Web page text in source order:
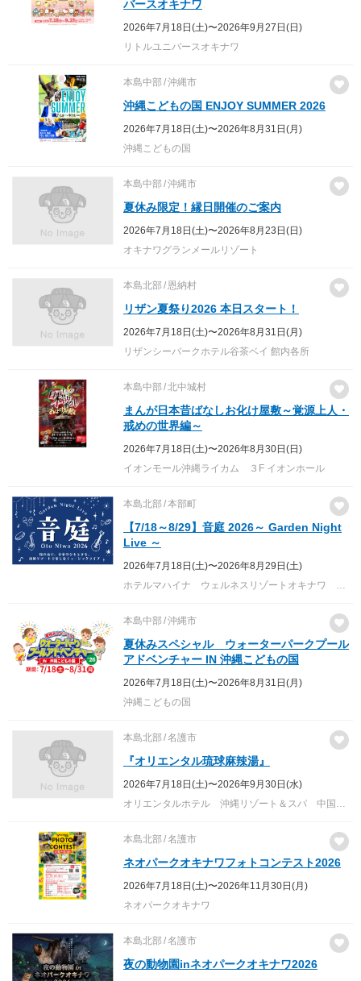
バースオキナワ
2026年7月18日(土)〜2026年9月27日(日)
リトルユニバースオキナワ
本島中部 沖縄市
沖縄こどもの国 ENJOY SUMMER 2026
2026年7月18日(土)〜2026年8月31日(月)
沖縄こどもの国
本島中部 沖縄市
夏休み限定！縁日開催のご案内
2026年7月18日(土)〜2026年8月23日(日)
オキナワグランメールリゾート
本島北部 恩納村
リザン夏祭り2026 本日スタート！
2026年7月18日(土)〜2026年8月31日(月)
リザンシーパークホテル谷茶ベイ 館内各所
本島中部 北中城村
まんが日本昔ばなしお化け屋敷～覚源上人・
戒めの世界編～
2026年7月18日(土)〜2026年8月30日(日)
イオンモール沖縄ライカム ３F イオンホール
本島北部 本部町
【7/18～8/29】音庭 2026～ Garden Night
Live ～
2026年7月18日(土)〜2026年8月29日(土)
ホテルマハイナ ウェルネスリゾートオキナワ ホテル1階 ラウンジ＆バー カラハイテラス前特設会場
本島中部 沖縄市
夏休みスペシャル ウォーターパークプール
アドベンチャー IN 沖縄こどもの国
2026年7月18日(土)〜2026年8月31日(月)
沖縄こどもの国
本島北部 名護市
『オリエンタル琉球麻辣湯』
2026年7月18日(土)〜2026年9月30日(水)
オリエンタルホテル 沖縄リゾート＆スパ 中国料理・琉球中華 琉華邦
本島北部 名護市
ネオパークオキナワフォトコンテスト2026
2026年7月18日(土)〜2026年11月30日(月)
ネオパークオキナワ
本島北部 名護市
夜の動物園inネオパークオキナワ2026